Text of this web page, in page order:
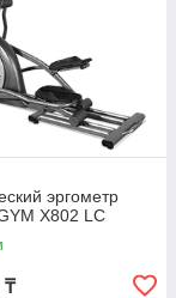
эргометр
X802 LC
₸